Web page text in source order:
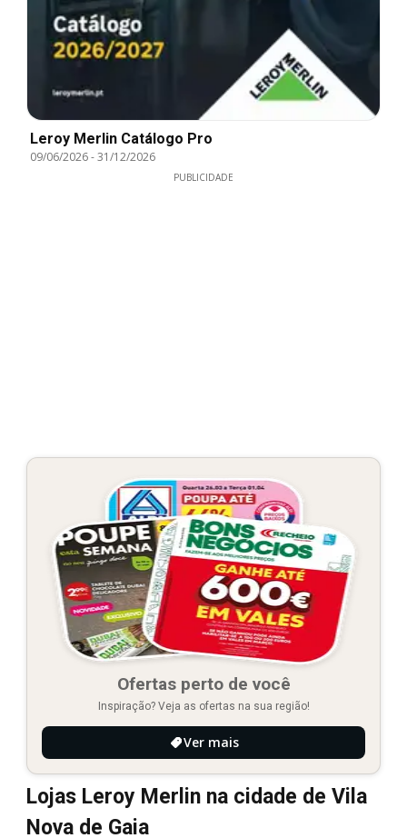
Leroy Merlin Catálogo Pro
09/06/2026-31/12/2026
PUBLICIDADE
Ofertas perto de você
Inspiração? Veja as ofertas na sua região!
Ver mais
Lojas Leroy Merlin na cidade de Vila
Nova de Gaia